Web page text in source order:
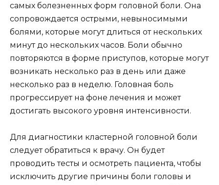
самых болезненных форм головной боли. Она
сопровождается острыми, невыносимыми
болями, которые могут длиться от нескольких
минут до нескольких часов. Боли обычно
повторяются в форме приступов, которые могут
возникать несколько раз в день или даже
несколько раз в неделю. Головная боль
прогрессирует на фоне лечения и может
достигать высокого уровня интенсивности.
Для диагностики кластерной головной боли
следует обратиться к врачу. Он будет
проводить тесты и осмотреть пациента, чтобы
исключить другие причины боли головы и